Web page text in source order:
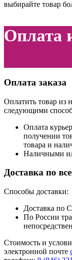
выбирайте товар
Оплата
Оплата заказа
Оплатить товар из
следующими
Оплата
получении
товара и
Наличными
Доставка по
Способы доставки:
Доставка по
По России
Стоимость и
электронной почте